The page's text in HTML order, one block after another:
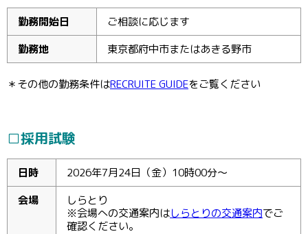
勤務開始日
ご相談に応じます
勤務地
東京都府中市またはあきる野市
＊その他の勤務条件はRECRUITE GUIDEをご覧ください
□採用試験
日時
2026年7月24日（金）10時00分～
会場
しらとり
※会場への交通案内はしらとりの交通案内でご
確認ください。